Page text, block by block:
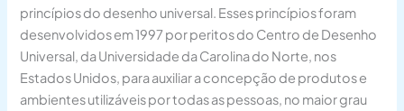
princípios do desenho universal. Esses princípios foram
desenvolvidos em 1997 por peritos do Centro de Desenho
Universal, da Universidade da Carolina do Norte, nos
Estados Unidos, para auxiliar a concepção de produtos e
ambientes utilizáveis por todas as pessoas, no maior grau